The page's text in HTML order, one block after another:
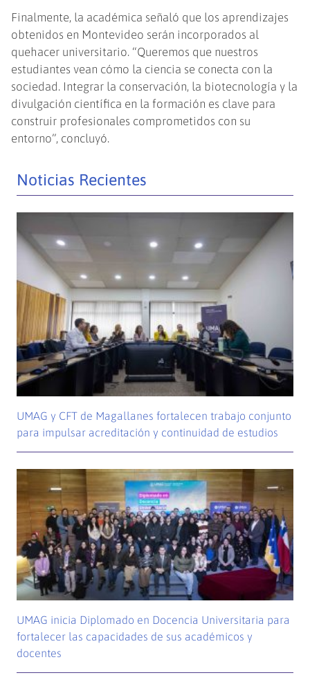
Finalmente, la académica señaló que los aprendizajes
obtenidos en Montevideo serán incorporados al
quehacer universitario. “Queremos que nuestros
estudiantes vean cómo la ciencia se conecta con la
sociedad. Integrar la conservación, la biotecnología y la
divulgación científica en la formación es clave para
construir profesionales comprometidos con su
entorno”, concluyó.
Noticias Recientes
UMAG y CFT de Magallanes fortalecen trabajo conjunto
para impulsar acreditación y continuidad de estudios
UMAG inicia Diplomado en Docencia Universitaria para
fortalecer las capacidades de sus académicos y
docentes